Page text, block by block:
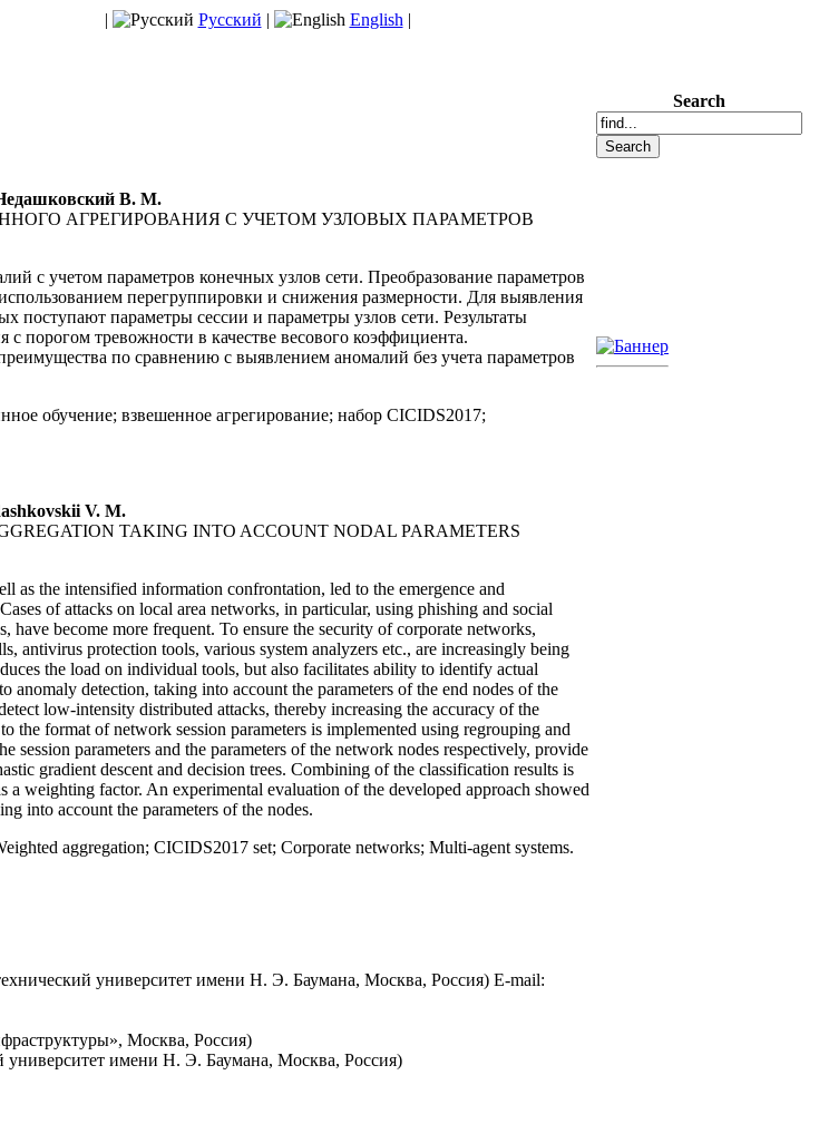
| Русский | English |
В. М.
АГРЕГИРОВАНИЯ С УЧЕТОМ УЗЛОВЫХ ПАРАМЕТРОВ
с учетом параметров конечных узлов сети. Преобразование параметров
перегруппировки и снижения размерности. Для выявления
параметры сессии и параметры узлов сети. Результаты
порогом тревожности в качестве весового коэффициента.
по сравнению с выявлением аномалий без учета параметров
обучение; взвешенное агрегирование; набор CICIDS2017;
V. M.
TAKING INTO ACCOUNT NODAL PARAMETERS
as the intensified information confrontation, led to the emergence and
of attacks on local area networks, in particular, using phishing and social
become more frequent. To ensure the security of corporate networks,
antivirus protection tools, various system analyzers etc., are increasingly being
the load on individual tools, but also facilitates ability to identify actual
anomaly detection, taking into account the parameters of the end nodes of the
low-intensity distributed attacks, thereby increasing the accuracy of the
the format of network session parameters is implemented using regrouping and
parameters and the parameters of the network nodes respectively, provide
gradient descent and decision trees. Combining of the classification results is
weighting factor. An experimental evaluation of the developed approach showed
into account the parameters of the nodes.
aggregation; CICIDS2017 set; Corporate networks; Multi-agent systems.
университет имени Н. Э. Баумана, Москва, Россия) E-mail:
Москва, Россия)
университет имени Н. Э. Баумана, Москва, Россия)
Search